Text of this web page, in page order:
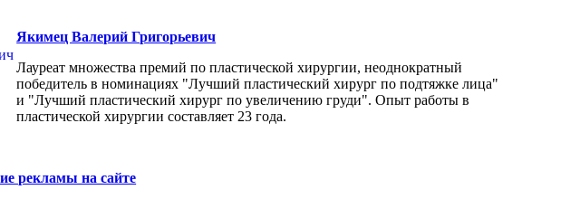
Якимец Валерий Григорьевич
Лауреат множества премий по пластической хирургии, неоднократный
победитель в номинациях "Лучший пластический хирург по подтяжке лица"
и "Лучший пластический хирург по увеличению груди". Опыт работы в
пластической хирургии составляет 23 года.
рекламы на сайте